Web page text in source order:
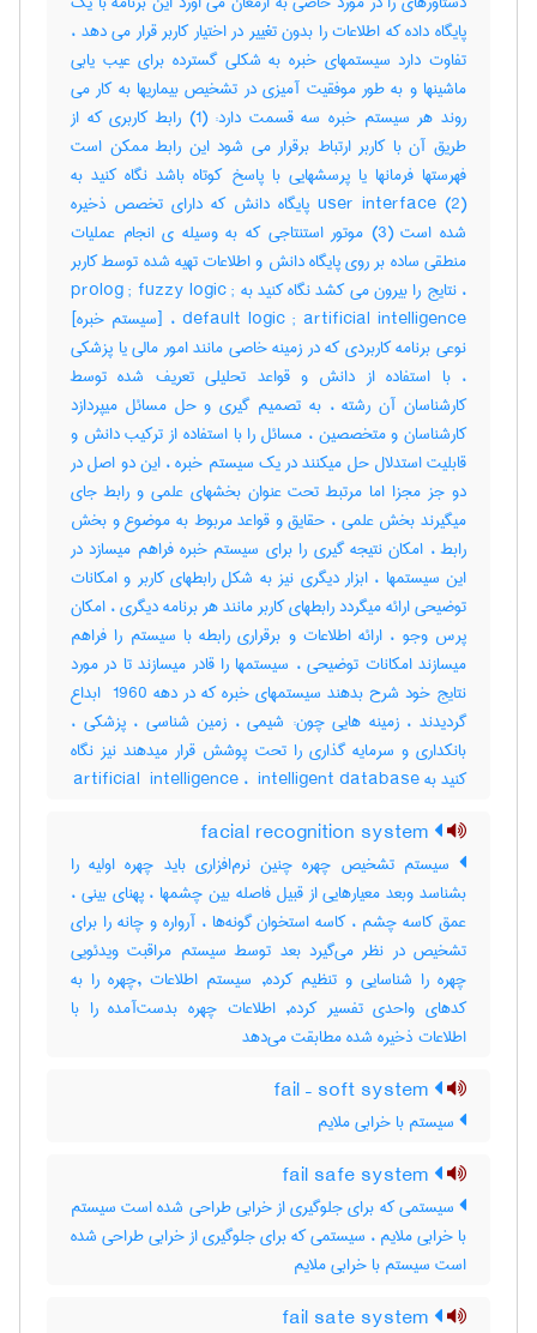
پایگاه داده که اطلاعات را بدون تغییر در اختیار کاربر قرار می دهد ،
تفاوت دارد سیستمهای خبره به شکلی گسترده برای عیب یابی
ماشینها و به طور موفقیت آمیزی در تشخیص بیماریها به کار می
روند هر سیستم خبره سه قسمت دارد: (1) رابط کاربری که از
طریق آن با کاربر ارتباط برقرار می شود این رابط ممکن است
فهرستها فرمانها یا پرسشهایی با پاسخ کوتاه باشد نگاه کنید به
user interface (2) پایگاه دانش که دارای تخصص ذخیره
شده است (3) موتور استنتاجی که به وسیله ی انجام عملیات
منطقی ساده بر روی پایگاه دانش و اطلاعات تهیه شده توسط کاربر
، نتایج را بیرون می کشد نگاه کنید به prolog ; fuzzy logic ;
default logic ; artificial intelligence ، [سیستم خبره]
نوعی برنامه کاربردی که در زمینه خاصی مانند امور مالی یا پزشکی
، با استفاده از دانش و قواعد تحلیلی تعریف شده توسط
کارشناسان آن رشته ، به تصمیم گیری و حل مسائل میپردازد
کارشناسان و متخصصین ، مسائل را با استفاده از ترکیب دانش و
قابلیت استدلال حل میکنند در یک سیستم خبره ، این دو اصل در
دو جز مجزا اما مرتبط تحت عنوان بخشهای علمی و رابط جای
میگیرند بخش علمی ، حقایق و قواعد مربوط به موضوع و بخش
رابط ، امکان نتیجه گیری را برای سیستم خبره فراهم میسازد در
این سیستمها ، ابزار دیگری نیز به شکل رابطهای کاربر و امکانات
توضیحی ارائه میگردد رابطهای کاربر مانند هر برنامه دیگری ، امکان
پرس وجو ، ارائه اطلاعات و برقراری رابطه با سیستم را فراهم
میسازند امکانات توضیحی ، سیستمها را قادر میسازند تا در مورد
نتایج خود شرح بدهند سیستمهای خبره که در دهه ‎ 1960 ابداع
گردیدند ، زمینه هایی چون: شیمی ، زمین شناسی ، پزشکی ،
بانکداری و سرمایه گذاری را تحت پوشش قرار میدهند نیز نگاه
کنید به ‎artificial ‎ intelligence ، ‎ intelligent database
سیستم تشخیص چهره چنین نرم‌افزاری باید چهره اولیه را
بشناسد وبعد معیارهایی از قبیل فاصله بین چشمها ، پهنای بینی ،
عمق کاسه چشم ، کاسه استخوان گونه‌ها ، آرواره و چانه را برای
تشخیص در نظر می‌گیرد بعد توسط سیستم مراقبت ویدئویی
چهره را شناسایی و تنظیم کرده, سیستم اطلاعات ,چهره را به
کدهای واحدی تفسیر کرده, اطلاعات چهره بدست‌آمده را با
اطلاعات ذخیره شده مطابقت می‌دهد
سیستم با خرابی ملایم
سیستمی که برای جلوگیری از خرابی طراحی شده است سیستم
با خرابی ملایم ، سیستمی که برای جلوگیری از خرابی طراحی شده
است سیستم با خرابی ملایم